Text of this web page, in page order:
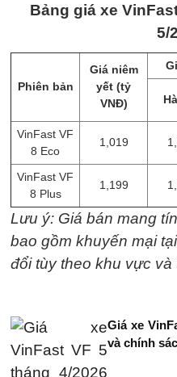
Bảng giá xe
5/
Phiên bản
Giá niêm
yết (tỷ
VNĐ)
VinFast VF
8 Eco
1,019
VinFast VF
8 Plus
1,199
Lưu ý: Giá bán mang
bao gồm khuyến mại
đổi tùy theo khu vực và
Giá xe
và chính